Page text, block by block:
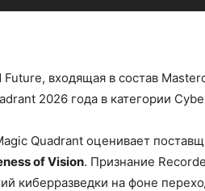
Future, входящая в состав
2026 года в категории
Quadrant оценивает
of Vision. Признание
киберразведки на фоне